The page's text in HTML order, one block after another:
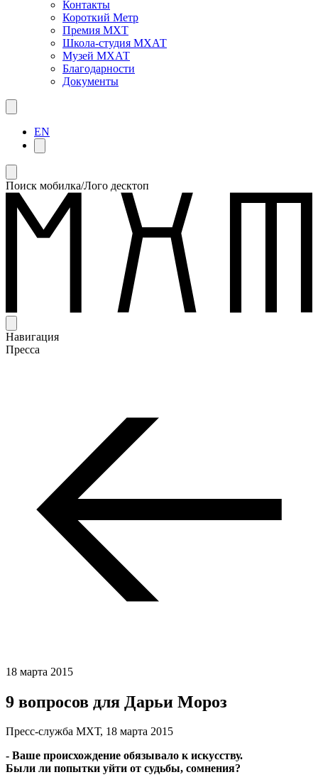
Контакты
Короткий Метр
Премия МХТ
Школа-студия МХАТ
Музей МХАТ
Благодарности
Документы
EN
Поиск мобилка/Лого десктоп
Навигация
Пресса
18 марта 2015
9 вопросов для Дарьи Мороз
Пресс-служба МХТ, 18 марта 2015
- Ваше происхождение обязывало к искусству.
Были ли попытки уйти от судьбы, сомнения?